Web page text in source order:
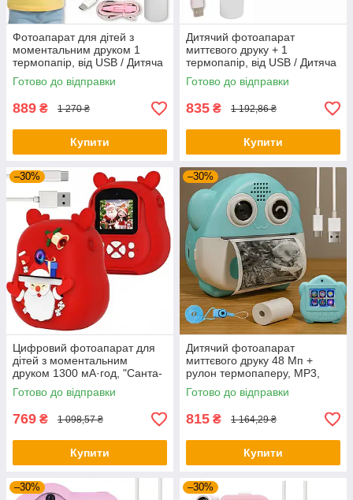
Фотоапарат для дітей з
моментальним друком 1
термопапір, від USB / Дитяча
фотокамера / Камера
миттєвого друку
Готово до відправки
889 ₴ 1 270 ₴
Купити
Дитячий фотоапарат
миттєвого друку + 1
термопапір, від USB / Дитяча
фотокамера / Камера для
друку фото
Готово до відправки
835 ₴ 1 192,86 ₴
Купити
–30%
Цифровий фотоапарат для
дітей з моментальним
друком 1300 мА·год, "Санта-
Клаус" / Дитяча фотокамера
моментального друку
Готово до відправки
769 ₴ 1 098,57 ₴
Купити
–30%
Дитячий фотоапарат
миттєвого друку 48 Мп +
рулон термопаперу, MP3,
Блакитний / Дитяча цифрова
камера
Готово до відправки
815 ₴ 1 164,29 ₴
Купити
–30% –30%